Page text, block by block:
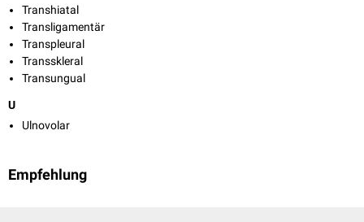
Transhiatal
Transligamentär
Transpleural
Transskleral
Transungual
U
Ulnovolar
Empfehlung